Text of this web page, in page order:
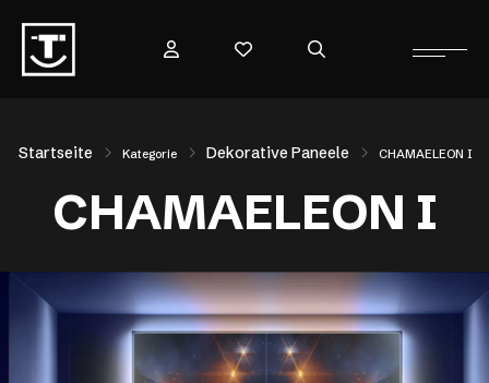
Startseite Kategorie Dekorative Paneele CHAMAELEON I
CHAMAELEON I